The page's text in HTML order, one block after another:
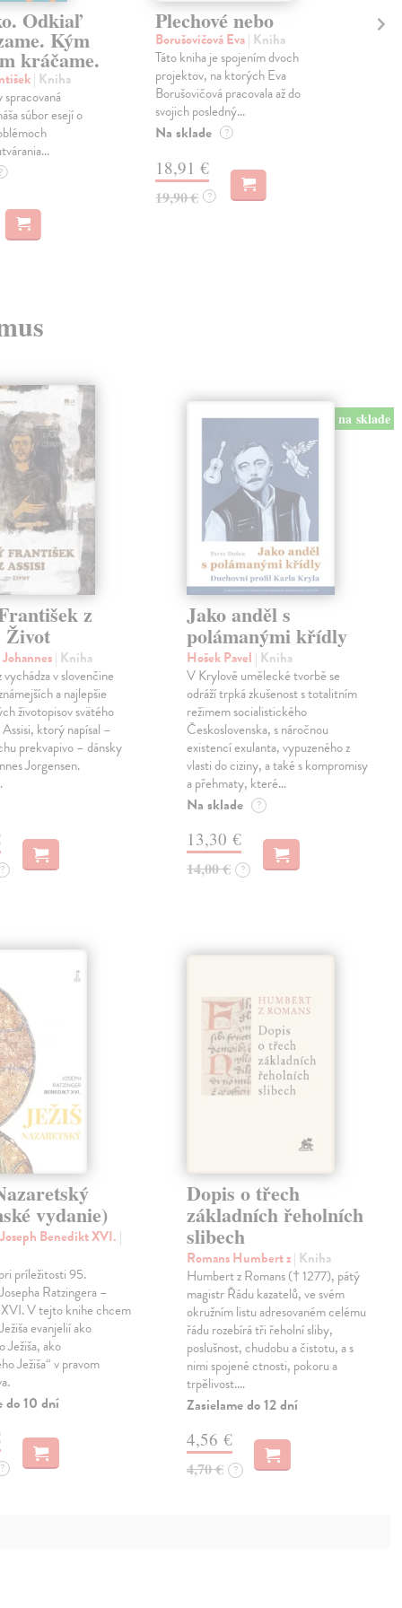
Odkiaľ
Kým
kráčame.
| Kniha
súbor esejí o
?
Plechové nebo
Borušovičová Eva| Kniha
Táto kniha je spojením dvoch
projektov, na ktorých Eva
Borušovičová pracovala až do
svojich posledný...
Na sklade ?
18,91 €
19,90 € ?
z
Život
| Kniha
vychádza v slovenčine
a najlepšie
životopisov svätého
ktorý napísal –
prekvapivo – dánsky
Jorgensen.
?
na sklade
Jako anděl s
polámanými křídly
Hošek Pavel | Kniha
V Krylově umělecké tvorbě se
odráží trpká zkušenost s totalitním
režimem socialistického
Československa, s náročnou
existencí exulanta, vypuzeného z
vlasti do ciziny, a také s kompromisy
a přehmaty, které…
Na sklade ?
13,30 €
14,00 € ?
vydanie)
Benedikt XVI. |
príležitosti 95.
Ratzingera –
V tejto knihe chcem
evanjelií ako
Ježiša, ako
Ježiša“ v pravom
do 10 dní
?
Dopis o třech
základních řeholních
slibech
Romans Humbert z| Kniha
Humbert z Romans († 1277), pátý
magistr Řádu kazatelů, ve svém
okružním listu adresovaném celému
řádu rozebírá tři řeholní sliby,
poslušnost, chudobu a čistotu, a s
nimi spojené ctnosti, pokoru a
trpělivost.…
Zasielame do 12 dní
4,56 €
4,70 € ?